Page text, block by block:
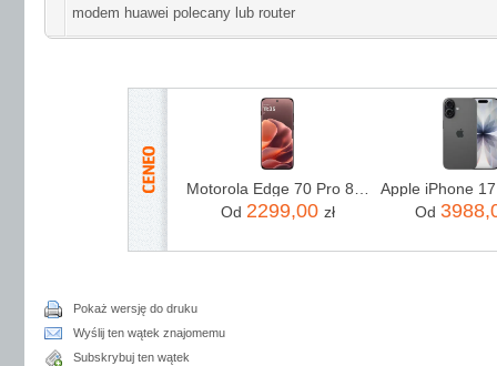
modem huawei polecany lub router
Od 2299,00 zł Od
Pokaż wersję do druku
Wyślij ten wątek znajomemu
Subskrybuj ten wątek